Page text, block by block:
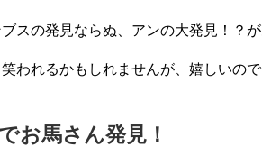
スの発見ならぬ、アンの大発見！？が
われるかもしれませんが、嬉しいので
お馬さん発見！